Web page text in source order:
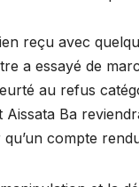
reçu avec
a essayé de
au refus
Ba
compte